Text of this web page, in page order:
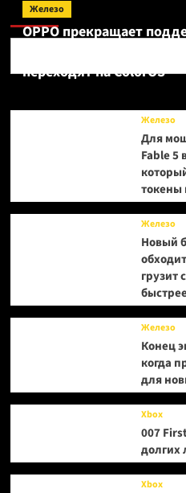
Поиск
Железо
OPPO прекращает
Realme UI — OnePlus и
переходят на ColorOS
Железо
Для
Fable 5
токены
Железо
Новый
грузит
Железо
Конец
когда
для
Xbox
007
долгих
Xbox